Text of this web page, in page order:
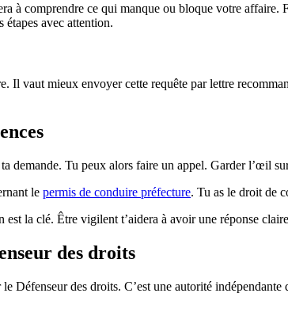
à comprendre ce qui manque ou bloque votre affaire.
étapes avec attention.
Il vaut mieux envoyer cette requête par lettre
demande. Tu peux alors faire un appel. Garder l’œil
le permis de conduire préfecture. Tu as le droit de
la clé. Être vigilent t’aidera à avoir une réponse
des droits
Défenseur des droits. C’est une autorité